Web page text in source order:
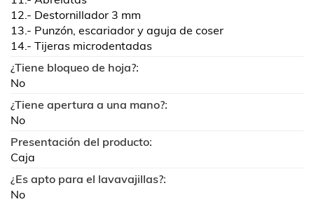
12.- Destornillador 3 mm
13.- Punzón, escariador y aguja de coser
14.- Tijeras microdentadas
¿Tiene bloqueo de hoja?:
No
¿Tiene apertura a una mano?:
No
Presentación del producto:
Caja
¿Es apto para el lavavajillas?:
No